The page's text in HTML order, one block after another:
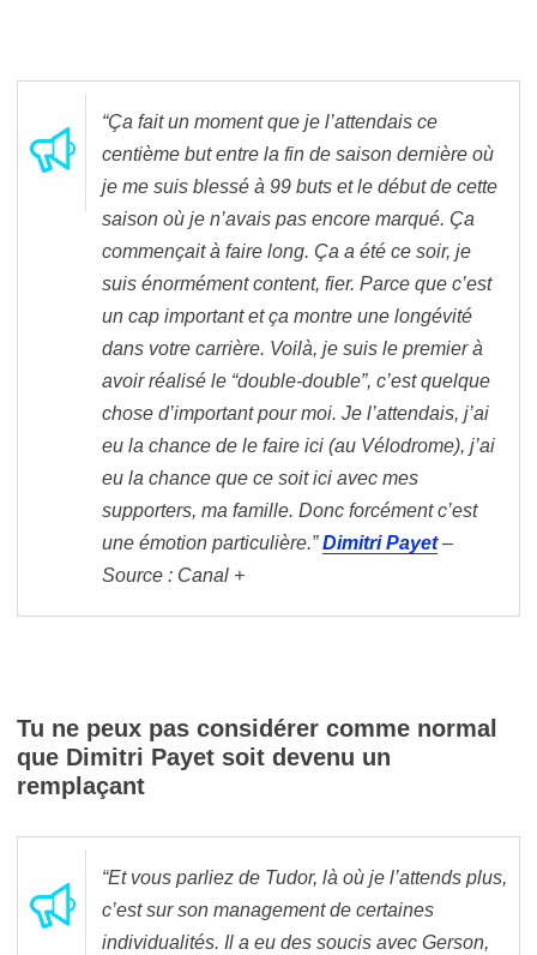
“Ça fait un moment que je l’attendais ce
centième but entre la fin de saison dernière où
je me suis blessé à 99 buts et le début de cette
saison où je n’avais pas encore marqué. Ça
commençait à faire long. Ça a été ce soir, je
suis énormément content, fier. Parce que c’est
un cap important et ça montre une longévité
dans votre carrière. Voilà, je suis le premier à
avoir réalisé le “double-double”, c’est quelque
chose d’important pour moi. Je l’attendais, j’ai
eu la chance de le faire ici (au Vélodrome), j’ai
eu la chance que ce soit ici avec mes
supporters, ma famille. Donc forcément c’est
une émotion particulière.”Dimitri Payet–
Source : Canal +
Tu ne peux pas considérer comme normal
que Dimitri Payet soit devenu un
remplaçant
“Et vous parliez de Tudor, là où je l’attends plus,
c’est sur son management de certaines
individualités. Il a eu des soucis avec Gerson,